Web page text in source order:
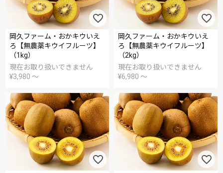
岡久ファーム・おかキウいえ
ろ【無農薬キウイフルーツ】
（1kg）
現在お取り扱いできません
¥3,980 〜
岡久ファーム・おかキウいえ
ろ【無農薬キウイフルーツ】
（2kg）
現在お取り扱いできません
¥6,980 〜